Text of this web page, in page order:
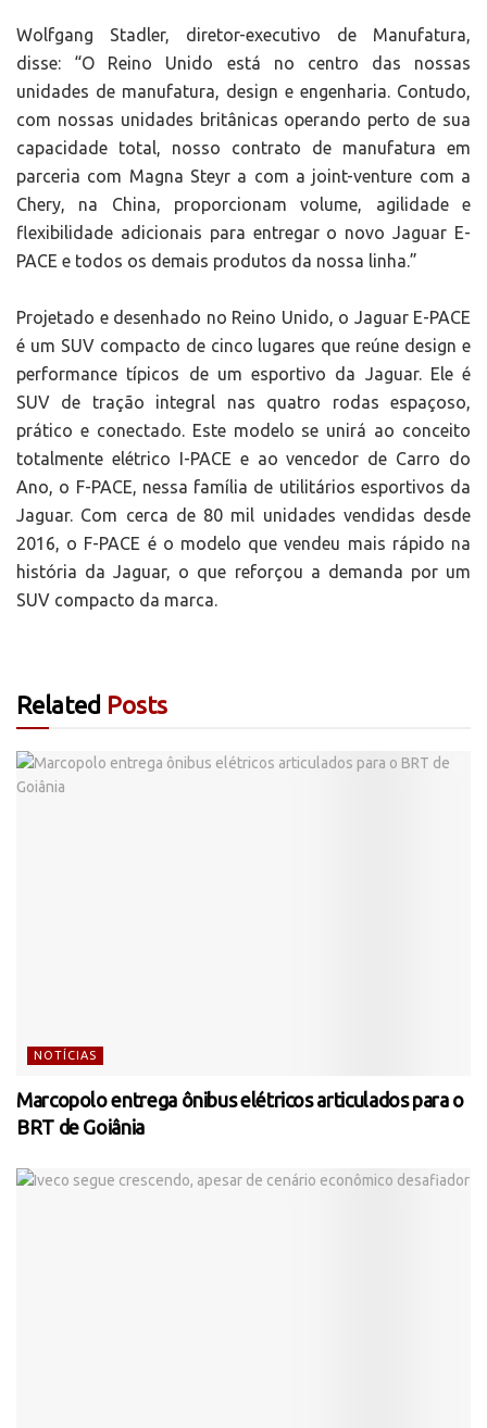
Wolfgang Stadler, diretor-executivo de Manufatura,
disse: “O Reino Unido está no centro das nossas
unidades de manufatura, design e engenharia. Contudo,
com nossas unidades britânicas operando perto de sua
capacidade total, nosso contrato de manufatura em
parceria com Magna Steyr a com a joint-venture com a
Chery, na China, proporcionam volume, agilidade e
flexibilidade adicionais para entregar o novo Jaguar E-
PACE e todos os demais produtos da nossa linha.”
Projetado e desenhado no Reino Unido, o Jaguar E-PACE
é um SUV compacto de cinco lugares que reúne design e
performance típicos de um esportivo da Jaguar. Ele é
SUV de tração integral nas quatro rodas espaçoso,
prático e conectado. Este modelo se unirá ao conceito
totalmente elétrico I-PACE e ao vencedor de Carro do
Ano, o F-PACE, nessa família de utilitários esportivos da
Jaguar. Com cerca de 80 mil unidades vendidas desde
2016, o F-PACE é o modelo que vendeu mais rápido na
história da Jaguar, o que reforçou a demanda por um
SUV compacto da marca.
Related Posts
NOTÍCIAS
Marcopolo entrega ônibus elétricos articulados para o
BRT de Goiânia